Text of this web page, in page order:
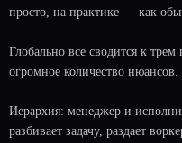
просто, на практике — как
Глобально все сводится к
огромное количество нюансов.
Иерархия: менеджер и
разбивает задачу, раздает